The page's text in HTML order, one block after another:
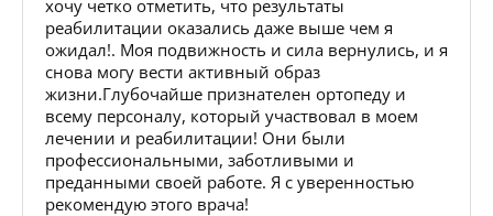
хочу четко отметить, что результаты
реабилитации оказались даже выше чем я
ожидал!. Моя подвижность и сила вернулись, и я
снова могу вести активный образ
жизни.Глубочайше признателен ортопеду и
всему персоналу, который участвовал в моем
лечении и реабилитации! Они были
профессиональными, заботливыми и
преданными своей работе. Я с уверенностью
рекомендую этого врача!